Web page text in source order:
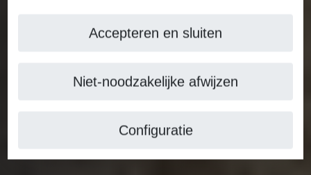
Accepteren en sluiten
Niet-noodzakelijke afwijzen
Configuratie